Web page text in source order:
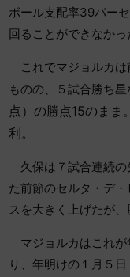
ボール支配率39パー
回ることができなかっ
これでマジョルカは
ものの、５試合勝ち星
点）の勝点15のまま。
利。
久保は７試合連続の
た前節のセルタ・デ
スを大きく上げたが、
マジョルカはこれが
り、年明けの１月５